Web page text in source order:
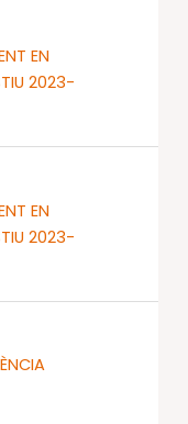
EN
2023-
EN
2023-